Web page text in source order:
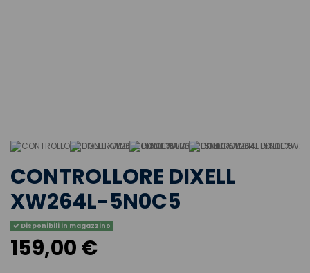
CONTROLLORE DIXELL
XW264L-5N0C5
Disponibili in magazzino
159,00 €